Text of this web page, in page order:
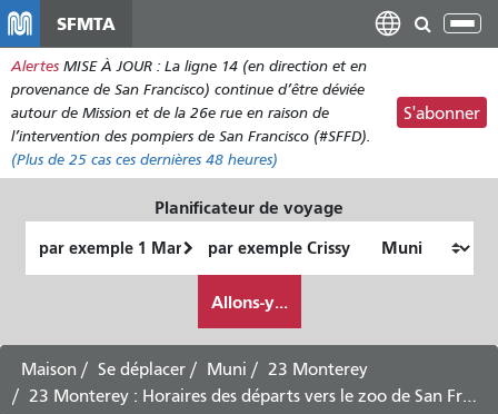
contenu
principal
SFMTA
Alertes MISE À JOUR : La ligne 14 (en direction et en
provenance de San Francisco) continue d’être déviée
autour de Mission et de la 26e rue en raison de
l’intervention des pompiers de San Francisco (#SFFD).
(Plus de 25 cas ces dernières 48 heures)
S'abonner
Planificateur de voyage
de
final
je
veux
voyager
Allons-y...
Maison Se déplacer Muni
23 Monterey
23 Monterey : Horaires des départs vers le zoo de San Francisco – Service en semaine